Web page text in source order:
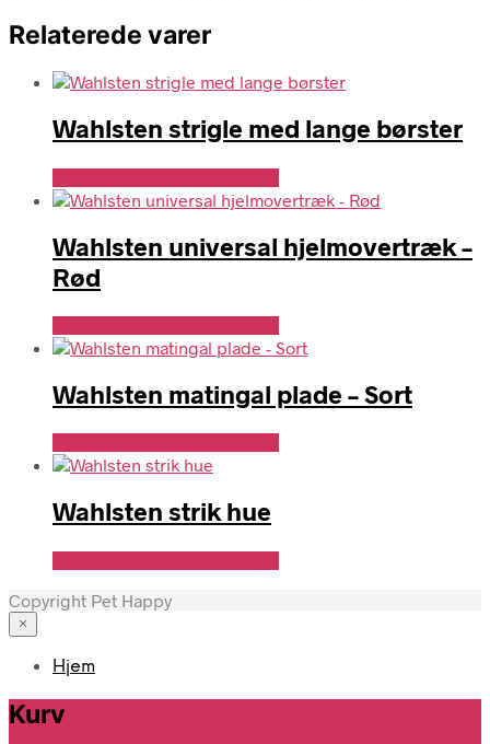
Relaterede varer
Wahlsten strigle med lange børster
Wahlsten universal hjelmovertræk –
Rød
Wahlsten matingal plade – Sort
Wahlsten strik hue
Copyright Pet Happy
×
Hjem
Kurv